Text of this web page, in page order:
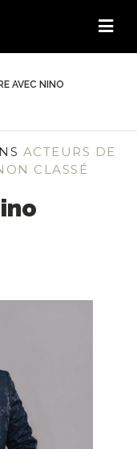
AVEC NINO
ACTEURS DE
CLASSÉ